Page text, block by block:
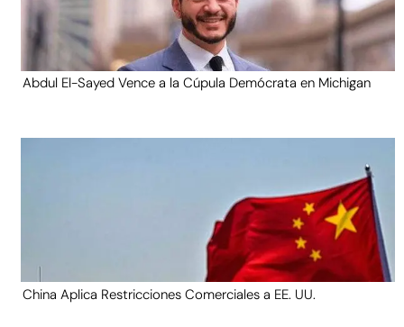
Abdul El-Sayed Vence a la Cúpula Demócrata en Michigan
China Aplica Restricciones Comerciales a EE. UU.